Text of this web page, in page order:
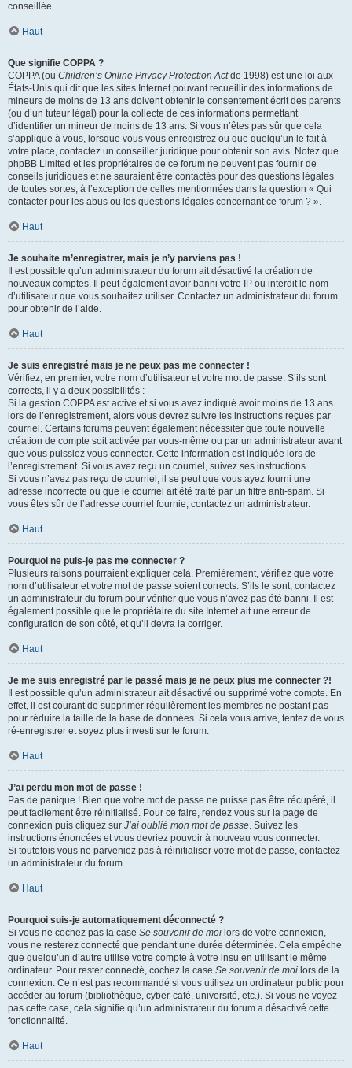
conseillée.
Haut
Que signifie COPPA ?
COPPA (ou Children’s Online Privacy Protection Actde 1998) est une loi aux
États-Unis qui dit que les sites Internet pouvant recueillir des informations de
mineurs de moins de 13 ans doivent obtenir le consentement écrit des parents
(ou d’un tuteur légal) pour la collecte de ces informations permettant
d’identifier un mineur de moins de 13 ans. Si vous n’êtes pas sûr que cela
s’applique à vous, lorsque vous vous enregistrez ou que quelqu’un le fait à
votre place, contactez un conseiller juridique pour obtenir son avis. Notez que
phpBB Limited et les propriétaires de ce forum ne peuvent pas fournir de
conseils juridiques et ne sauraient être contactés pour des questions légales
de toutes sortes, à l’exception de celles mentionnées dans la question « Qui
contacter pour les abus ou les questions légales concernant ce forum ? ».
Haut
Je souhaite m’enregistrer, mais je n’y parviens pas !
Il est possible qu’un administrateur du forum ait désactivé la création de
nouveaux comptes. Il peut également avoir banni votre IP ou interdit le nom
d’utilisateur que vous souhaitez utiliser. Contactez un administrateur du forum
pour obtenir de l’aide.
Haut
Je suis enregistré mais je ne peux pas me connecter !
Vérifiez, en premier, votre nom d’utilisateur et votre mot de passe. S’ils sont
corrects, il y a deux possibilités :
Si la gestion COPPA est active et si vous avez indiqué avoir moins de 13 ans
lors de l’enregistrement, alors vous devrez suivre les instructions reçues par
courriel. Certains forums peuvent également nécessiter que toute nouvelle
création de compte soit activée par vous-même ou par un administrateur avant
que vous puissiez vous connecter. Cette information est indiquée lors de
l’enregistrement. Si vous avez reçu un courriel, suivez ses instructions.
Si vous n’avez pas reçu de courriel, il se peut que vous ayez fourni une
adresse incorrecte ou que le courriel ait été traité par un filtre anti-spam. Si
vous êtes sûr de l’adresse courriel fournie, contactez un administrateur.
Haut
Pourquoi ne puis-je pas me connecter ?
Plusieurs raisons pourraient expliquer cela. Premièrement, vérifiez que votre
nom d’utilisateur et votre mot de passe soient corrects. S’ils le sont, contactez
un administrateur du forum pour vérifier que vous n’avez pas été banni. Il est
également possible que le propriétaire du site Internet ait une erreur de
configuration de son côté, et qu’il devra la corriger.
Haut
Je me suis enregistré par le passé mais je ne peux plus me connecter ?!
Il est possible qu’un administrateur ait désactivé ou supprimé votre compte. En
effet, il est courant de supprimer régulièrement les membres ne postant pas
pour réduire la taille de la base de données. Si cela vous arrive, tentez de vous
ré-enregistrer et soyez plus investi sur le forum.
Haut
J’ai perdu mon mot de passe !
Pas de panique ! Bien que votre mot de passe ne puisse pas être récupéré, il
peut facilement être réinitialisé. Pour ce faire, rendez vous sur la page de
connexion puis cliquez sur J’ai oublié mon mot de passe. Suivez les
instructions énoncées et vous devriez pouvoir à nouveau vous connecter.
Si toutefois vous ne parveniez pas à réinitialiser votre mot de passe, contactez
un administrateur du forum.
Haut
Pourquoi suis-je automatiquement déconnecté ?
Si vous ne cochez pas la case Se souvenir de moi lors de votre connexion,
vous ne resterez connecté que pendant une durée déterminée. Cela empêche
que quelqu’un d’autre utilise votre compte à votre insu en utilisant le même
ordinateur. Pour rester connecté, cochez la case Se souvenir de moi lors de la
connexion. Ce n’est pas recommandé si vous utilisez un ordinateur public pour
accéder au forum (bibliothèque, cyber-café, université, etc.). Si vous ne voyez
pas cette case, cela signifie qu’un administrateur du forum a désactivé cette
fonctionnalité.
Haut